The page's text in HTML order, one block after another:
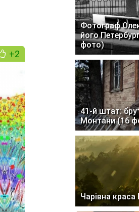
+2
Фотограф
його
фото)
41-й штат:
Монтани (16
Чарівна